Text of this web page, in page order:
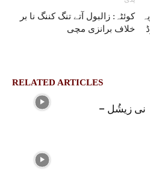
کوئٹہ: زالبول آتے تنگ کننگ نا بر
خلاف برانزی مچی
RELATED ARTICLES
نی زیشُل –